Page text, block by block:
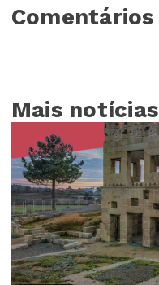
Comentários
Mais notícias